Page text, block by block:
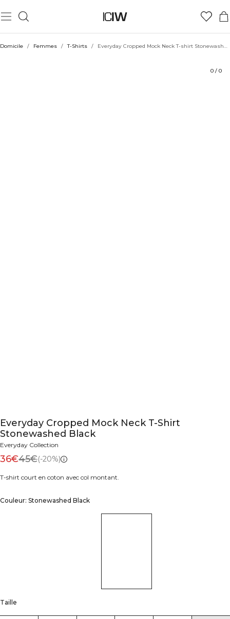
Domicile / Femmes / T-Shirts / Everyday Cropped Mock Neck T-shirt Stonewashed Black
0 / 0
Everyday Cropped Mock Neck T-Shirt
Stonewashed Black
Everyday Collection
36€45€(-20%)
T-shirt court en coton avec col montant.
Couleur: Stonewashed Black
Taille